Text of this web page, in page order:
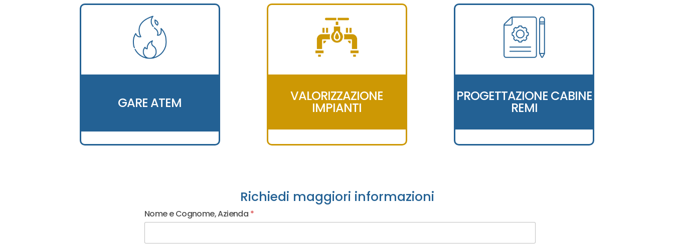
GARE ATEM VALORIZZAZIONE
IMPIANTI
PROGETTAZIONE CABINE
REMI
Richiedi maggiori informazioni
Nome e Cognome, Azienda *